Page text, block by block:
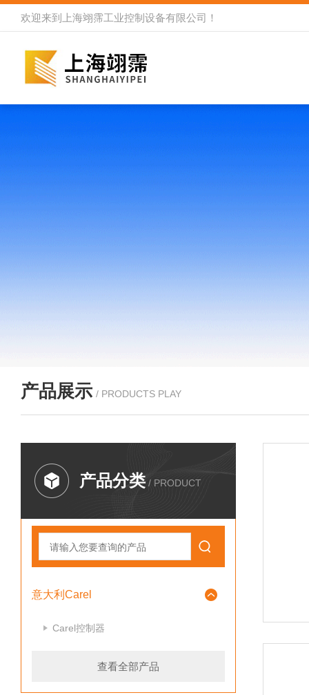
欢迎来到 上海翊霈工业控制设备有限公司 ！
产品展示 / PRODUCTS PLAY
产品分类 / PRODUCT
意大利Carel
Carel控制器
查看全部产品